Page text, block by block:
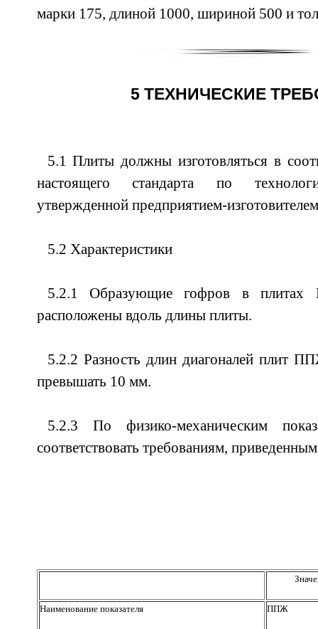
марки 175, длиной 1000, шириной 500 и
5 ТЕХНИЧЕСКИЕ
5.1 Плиты должны изготовляться в
настоящего стандарта по
утвержденной предприятием-
5.2 Характеристики
5.2.1 Образующие гофров в
расположены вдоль длины плиты.
5.2.2 Разность длин диагоналей
превышать 10 мм.
5.2.3 По физико-механическим
соответствовать требованиям,
Наименование показателя ППЖ